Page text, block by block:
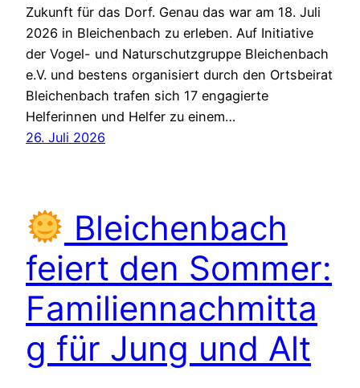
Zukunft für das Dorf. Genau das war am 18. Juli
2026 in Bleichenbach zu erleben. Auf Initiative
der Vogel- und Naturschutzgruppe Bleichenbach
e.V. und bestens organisiert durch den Ortsbeirat
Bleichenbach trafen sich 17 engagierte
Helferinnen und Helfer zu einem…
26. Juli 2026
Bleichenbach
feiert den Sommer:
Familiennachmitta
g für Jung und Alt